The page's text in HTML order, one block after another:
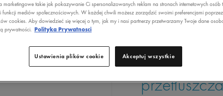
Dercos -
włosów
marketingowe takie jak pokazywanie Ci spersonalizowanych reklam na stronach internetowych osób
funkcji mediów społecznościowych. W każdej chwili możesz zarządzić swoimi preferencjami
cookies. Aby dowiedzieć się więcej o tym, jak my i nasi partnerzy przetwarzamy Twoje dane
prywatności. Polityka Prywatnosci
Ustawienia plików cookie Akceptuj wszystkie